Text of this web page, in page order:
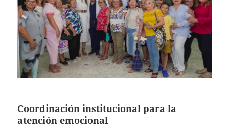
Coordinación institucional para la
atención emocional